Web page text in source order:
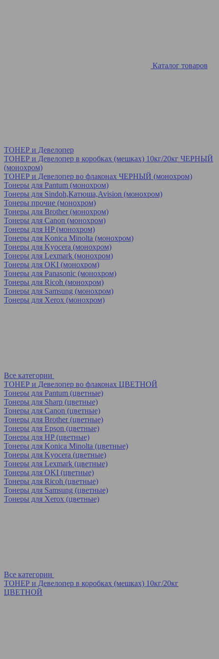
Каталог товаров
ТОНЕР и Девелопер
ТОНЕР и Девелопер в коробках (мешках) 10кг/20кг ЧЕРНЫЙ
(монохром)
ТОНЕР и Девелопер во флаконах ЧЕРНЫЙ (монохром)
Тонеры для Pantum (монохром)
Тонеры для Sindoh,Катюша,Avision (монохром)
Тонеры прочие (монохром)
Тонеры для Brother (монохром)
Тонеры для Canon (монохром)
Тонеры для HP (монохром)
Тонеры для Konica Minolta (монохром)
Тонеры для Kyocera (монохром)
Тонеры для Lexmark (монохром)
Тонеры для OKI (монохром)
Тонеры для Panasonic (монохром)
Тонеры для Ricoh (монохром)
Тонеры для Samsung (монохром)
Тонеры для Xerox (монохром)
Все категории
ТОНЕР и Девелопер во флаконах ЦВЕТНОЙ
Тонеры для Pantum (цветные)
Тонеры для Sharp (цветные)
Тонеры для Canon (цветные)
Тонеры для Brother (цветные)
Тонеры для Epson (цветные)
Тонеры для HP (цветные)
Тонеры для Konica Minolta (цветные)
Тонеры для Kyocera (цветные)
Тонеры для Lexmark (цветные)
Тонеры для OKI (цветные)
Тонеры для Ricoh (цветные)
Тонеры для Samsung (цветные)
Тонеры для Xerox (цветные)
Все категории
ТОНЕР и Девелопер в коробках (мешках) 10кг/20кг
ЦВЕТНОЙ